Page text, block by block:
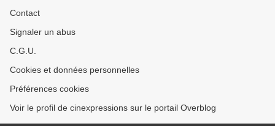
Contact
Signaler un abus
C.G.U.
Cookies et données personnelles
Préférences cookies
Voir le profil de cinexpressions sur le portail Overblog